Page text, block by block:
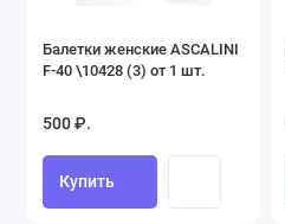
Балетки женские ASCALINI
F-40 \10428 (3) от 1 шт.
500 ₽.
Купить